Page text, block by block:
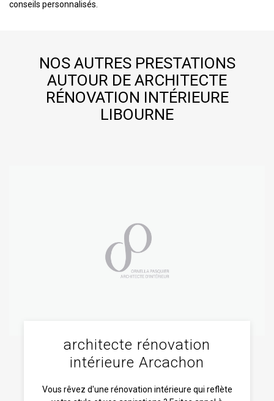
conseils personnalisés.
NOS AUTRES PRESTATIONS
AUTOUR DE ARCHITECTE
RÉNOVATION INTÉRIEURE
LIBOURNE
architecte rénovation
intérieure Arcachon
Vous rêvez d'une rénovation intérieure qui reflète